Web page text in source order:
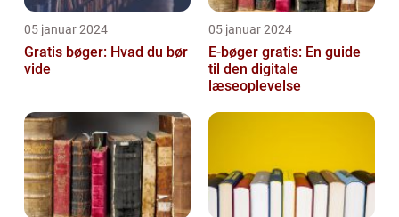
05 januar 2024
Gratis bøger: Hvad du bør
vide
05 januar 2024
E-bøger gratis: En guide
til den digitale
læseoplevelse